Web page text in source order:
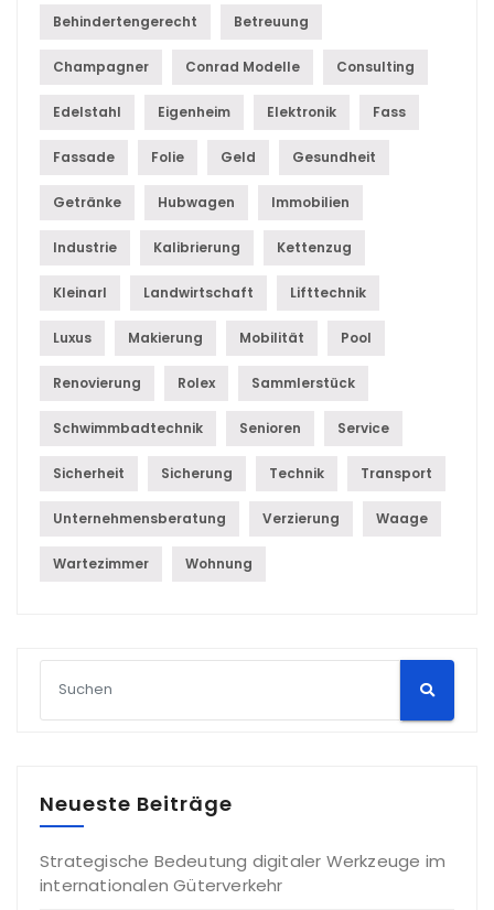
Behindertengerecht Betreuung
Champagner Conrad Modelle Consulting
Edelstahl Eigenheim Elektronik Fass
Fassade Folie Geld Gesundheit
Getränke Hubwagen Immobilien
Industrie Kalibrierung Kettenzug
Kleinarl Landwirtschaft Lifttechnik
Luxus Makierung Mobilität Pool
Renovierung Rolex Sammlerstück
Schwimmbadtechnik Senioren Service
Sicherheit Sicherung Technik Transport
Unternehmensberatung Verzierung Waage
Wartezimmer Wohnung
Neueste Beiträge
Strategische Bedeutung digitaler Werkzeuge im
internationalen Güterverkehr